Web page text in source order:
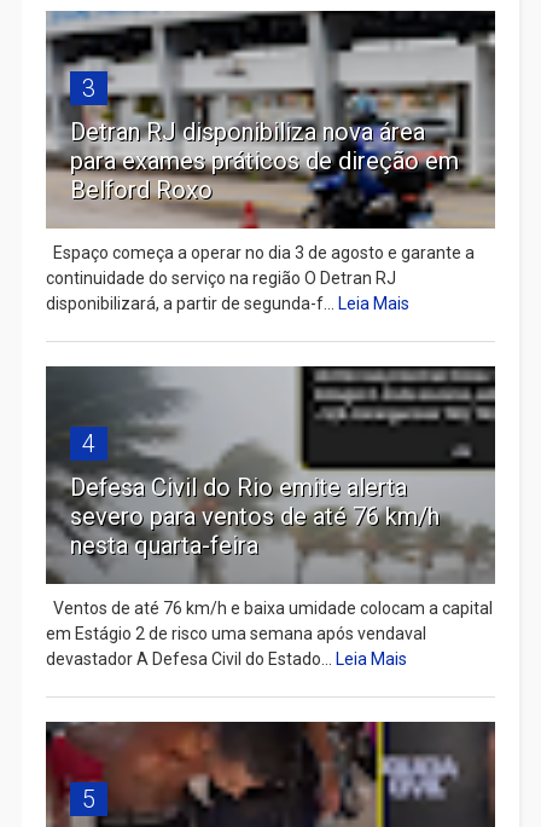
3
Detran RJ disponibiliza nova área
para exames práticos de direção em
Belford Roxo
Espaço começa a operar no dia 3 de agosto e garante a
continuidade do serviço na região O Detran RJ
disponibilizará, a partir de segunda-f... Leia Mais
4
Defesa Civil do Rio emite alerta
severo para ventos de até 76 km/h
nesta quarta-feira
Ventos de até 76 km/h e baixa umidade colocam a capital
em Estágio 2 de risco uma semana após vendaval
devastador A Defesa Civil do Estado... Leia Mais
5